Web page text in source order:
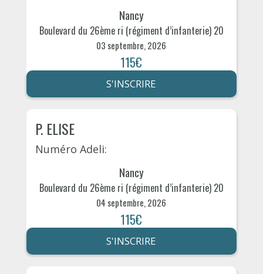
Nancy
Boulevard du 26ème ri (régiment d’infanterie) 20
03 septembre, 2026
115€
S'INSCRIRE
P. ELISE
Numéro Adeli:
Nancy
Boulevard du 26ème ri (régiment d’infanterie) 20
04 septembre, 2026
115€
S'INSCRIRE